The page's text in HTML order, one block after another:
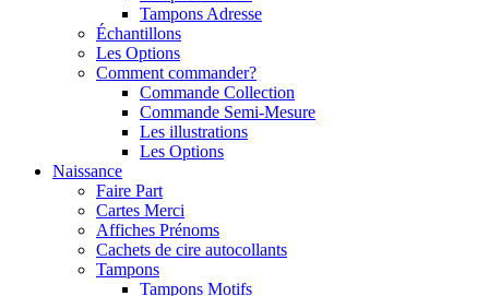
Tampons Adresse
Échantillons
Les Options
Comment commander?
Commande Collection
Commande Semi-Mesure
Les illustrations
Les Options
Naissance
Faire Part
Cartes Merci
Affiches Prénoms
Cachets de cire autocollants
Tampons
Tampons Motifs